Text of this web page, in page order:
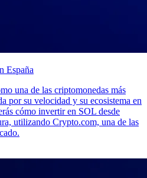
España
una de las criptomonedas más
por su velocidad y su ecosistema en
cómo invertir en SOL desde
utilizando Crypto.com, una de las